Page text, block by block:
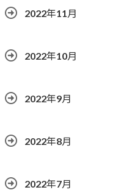
2022年11月
2022年10月
2022年9月
2022年8月
2022年7月